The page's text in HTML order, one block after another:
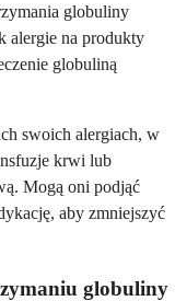
globuliny
alergie na produkty
globuliną
swoich alergiach, w
krwi lub
Mogą oni podjąć
aby zmniejszyć
globuliny